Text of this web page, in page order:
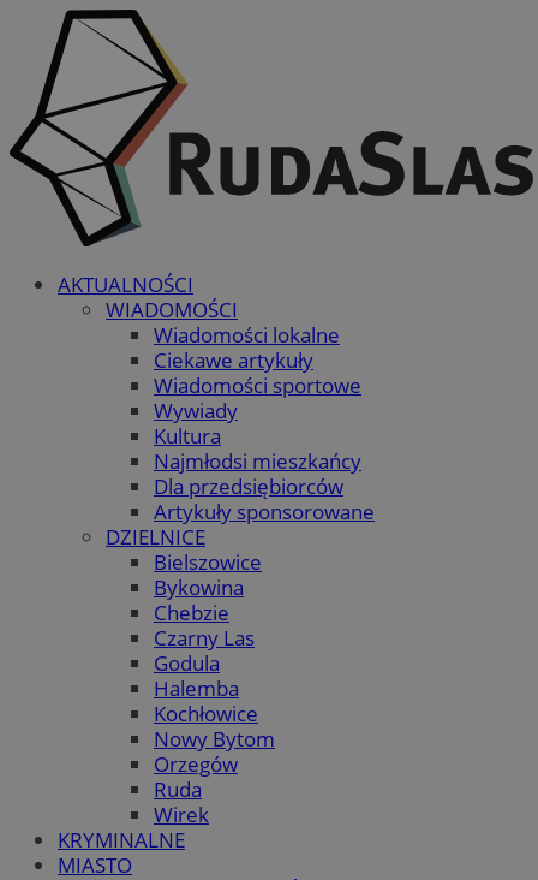
AKTUALNOŚCI
WIADOMOŚCI
Wiadomości lokalne
Ciekawe artykuły
Wiadomości sportowe
Wywiady
Kultura
Najmłodsi mieszkańcy
Dla przedsiębiorców
Artykuły sponsorowane
DZIELNICE
Bielszowice
Bykowina
Chebzie
Czarny Las
Godula
Halemba
Kochłowice
Nowy Bytom
Orzegów
Ruda
Wirek
KRYMINALNE
MIASTO